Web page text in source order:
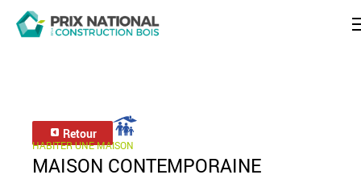
Retour
HABITER UNE MAISON
MAISON CONTEMPORAINE